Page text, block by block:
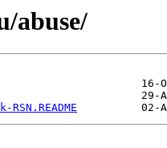
abuse/